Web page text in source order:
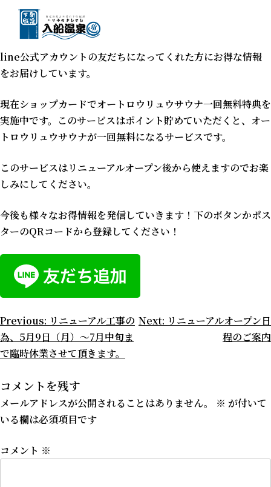
Skip
content
line公式アカウントの友だちになってくれた方にお得な情報
をお届けしています。
現在ショップカードでオートロウリュウサウナ一回無料特典を
実施中です。このサービスはポイント貯めていただくと、オー
トロウリュウサウナが一回無料になるサービスです。
このサービスはリニューアルオープン後から使えますのでお楽
しみにしてください。
今後も様々なお得情報を発信していきます！下のボタンかポス
ターのQRコードから登録してください！
投
稿
ビ
ゲ
ー
Previous: リニューアル工事の
為、5月9日（月）〜7月中旬ま
で臨時休業させて頂きます。
Next: リニューアルオープン日
程のご案内
コメントを残す
メールアドレスが公開されることはありません。 ※ が付いて
いる欄は必須項目です
コメント ※